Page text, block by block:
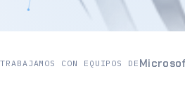
TRABAJAMOS CON EQUIPOS DE